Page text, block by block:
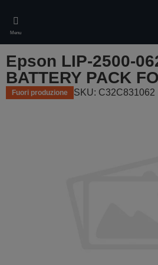
main
content
Menu
Epson LIP-2500-
BATTERY PACK
Fuori produzione SKU: C32C831062